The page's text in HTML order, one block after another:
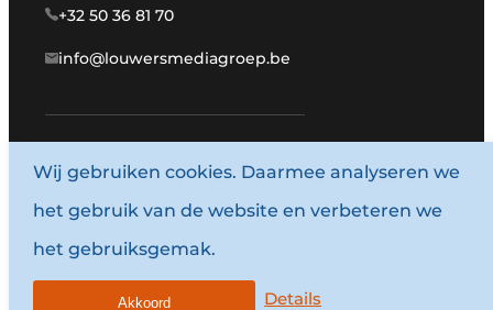
+32 50 36 81 70
info@louwersmediagroep.be
www.louwersmediagroep.com
© 1987 - 2026 Louwersmediagroep.
Algemene voorwaarden
Wij gebruiken cookies. Daarmee analyseren we
het gebruik van de website en verbeteren we
het gebruiksgemak.
Details
Akkoord